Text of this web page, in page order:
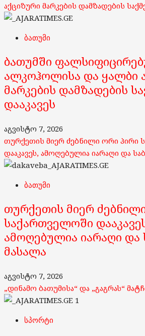
აქციზური მარკების დამზადების
ბათუმი
ბათუმში
ალკოჰოლისა და ყალბი
მარკების დამზადების
დააკავეს
აგვისტო 7, 2026
თურქეთის მიერ ძებნილი ორი პირი
დააკავეს, ამოღებულია იარაღი და
ბათუმი
თურქეთის მიერ
საქართველოში
ამოღებულია იარაღი
მასალა
აგვისტო 7, 2026
„დინამო ბათუმისა“ და „გაგრას“
1
სპორტი